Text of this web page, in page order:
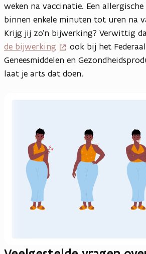
weken na vaccinatie. Een
binnen enkele minuten tot uren na
Krijg jij zo’n bijwerking? Verwittig
de bijwerking
ook bij het
Geneesmiddelen en
laat je arts dat doen.